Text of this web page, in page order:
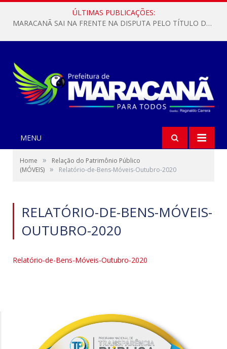
ÚLTIMAS PUBLICAÇÕES:
MARACANÃ SAI NA FRENTE NA DISPUTA PELO TÍTULO DA COPA PARÁ SUB-17!
MENU
Home »
Relação do Patrimônio Público
(MÓVEIS) » Relatório-de-Bens-Móveis-Outubro-2020
RELATÓRIO-DE-BENS-MÓVEIS-
OUTUBRO-2020
Relatório-de-Bens-Móveis-Outubro-2020